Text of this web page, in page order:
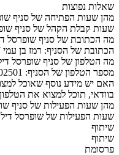
שאלות נפוצות
מהן שעות הפתיחה של סניף
שעות קבלת הקהל של סניף
מה הכתובת של סניף שופרסל
הכתובת של הסניף: רמז בן עמי 67, עכו
מה הטלפון של סניף שופרסל
מספר הטלפון של הסניף: 04-8802501
האם יש מידע נוסף שאוכל
בוודאי, תוכל למצוא את
מהן שעות הפעילות של סניף
שעות הפעילות של שופרסל
שיתוף
שיתוף
פרסומת